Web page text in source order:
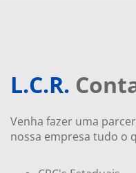
L.C.R.
Venha fazer uma
nossa empresa tudo o